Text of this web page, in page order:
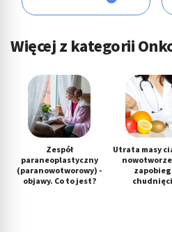
Więcej z kategorii
Zespół
paraneoplastyczny
(paranowotworowy) -
objawy. Co to jest?
Utrata masy